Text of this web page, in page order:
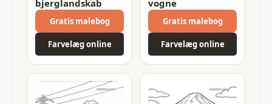
bjerglandskab
Gratis malebog
Farvelæg online
vogne
Gratis malebog
Farvelæg online